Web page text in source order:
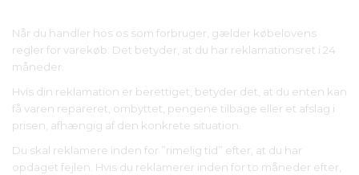
Når du handler hos os som forbruger, gælder købelovens
regler for varekøb. Det betyder, at du har reklamationsret i 24
måneder.
Hvis din reklamation er berettiget, betyder det, at du enten kan
få varen repareret, ombyttet, pengene tilbage eller et afslag i
prisen, afhængig af den konkrete situation.
Du skal reklamere inden for ”rimelig tid” efter, at du har
opdaget fejlen. Hvis du reklamerer inden for to måneder efter,